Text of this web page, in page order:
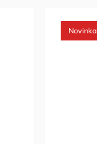
Novinka